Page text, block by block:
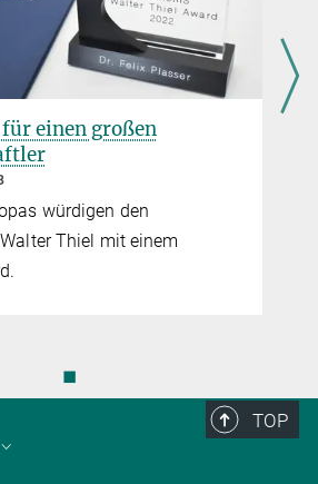
einen großen
würdigen den
Thiel mit einem
◼
TOP